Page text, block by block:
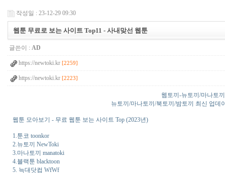
작성일 : 23-12-29 09:30
웹툰 무료로 보는 사이트 Top11 - 사내맞선 웹툰
글쓴이 : AD
https://newtoki.kr [2259]
https://newtoki.kr [2223]
웹토끼-뉴토끼/마나토
뉴토끼/마나토끼/북토끼/밤토끼 최신 업데
웹툰 모아보기 - 무료 웹툰 보는 사이트 Top (2023년)
1.툰코 toonkor
2.뉴토끼 NewToki
3.마나토끼 manatoki
4.블랙툰 blacktoon
5. 늑대닷컴 WfWf